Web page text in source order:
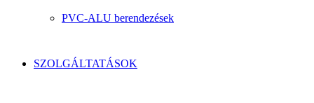
PVC-ALU berendezések
SZOLGÁLTATÁSOK